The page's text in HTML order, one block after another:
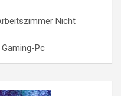
Nicht
Pc